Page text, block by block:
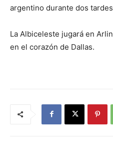
argentino durante dos
La Albiceleste jugará en
en el corazón de Dallas.